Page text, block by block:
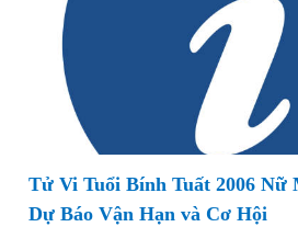
Tử Vi Tuổi Bính Tuất 2006 Nữ
Dự Báo Vận Hạn và Cơ Hội